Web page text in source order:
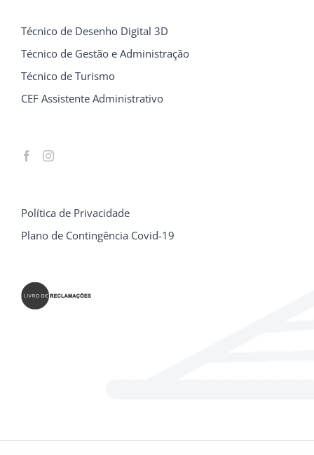
Técnico de Desenho Digital 3D
Técnico de Gestão e Administração
Técnico de Turismo
CEF Assistente Administrativo
Política de Privacidade
Plano de Contingência Covid-19